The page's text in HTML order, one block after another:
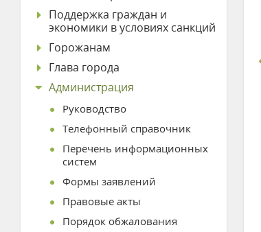
Поддержка граждан и
экономики в условиях санкций
Горожанам
Глава города
Администрация
Руководство
Телефонный справочник
Перечень информационных
систем
Формы заявлений
Правовые акты
Порядок обжалования